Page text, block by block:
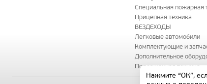
Специальная пожарная
Прицепная техника
ВЕЗДЕХОДЫ
Легковые автомобили
Комплектующие и
Дополнительное
Подержанная техника
Нажмите “ОК”,